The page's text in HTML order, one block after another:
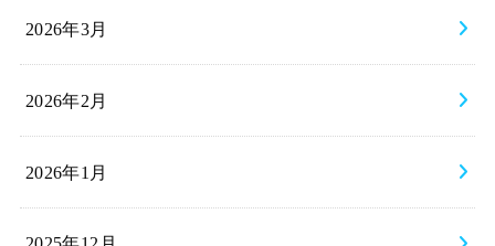
2026年3月
2026年2月
2026年1月